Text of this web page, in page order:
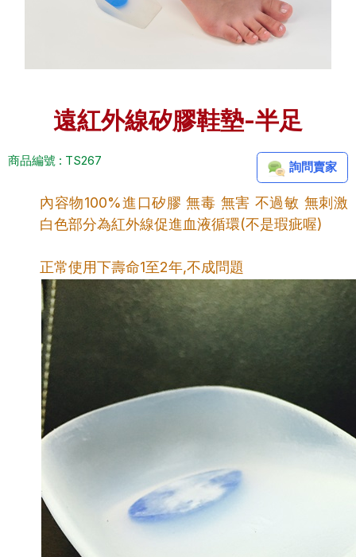
遠紅外線矽膠鞋墊-半足
商品編號 : TS267 詢問賣家
內容物100%進口矽膠 無毒 無害 不過敏 無刺激
白色部分為紅外線促進血液循環(不是瑕疵喔)
正常使用下壽命1至2年,不成問題